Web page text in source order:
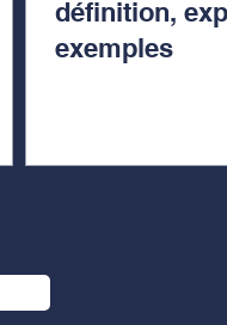
définition,
exemples